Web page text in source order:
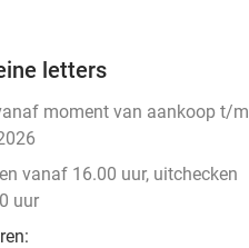
letters
moment van aankoop t/m
vanaf 16.00 uur, uitchecken
uur